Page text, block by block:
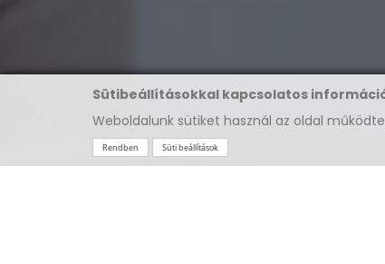
Sütibeállításokkal kapcsolatos
Weboldalunk sütiket használ az oldal
Rendben Süti beállítások